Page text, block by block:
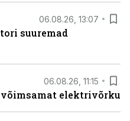
06.08.26, 13:07
suuremad
06.08.26, 11:15
elektrivõrku